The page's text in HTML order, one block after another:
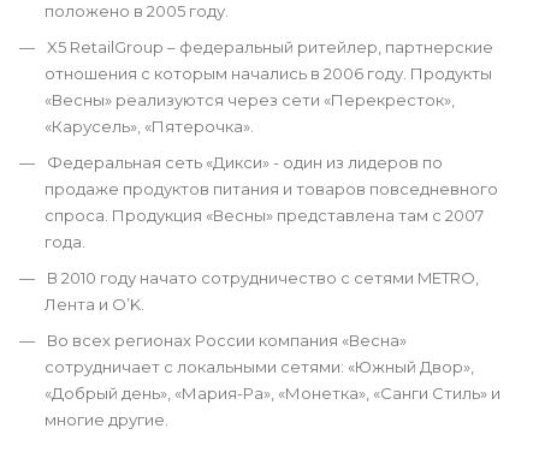
положено в 2005 году.
X5 RetailGroup – федеральный ритейлер, партнерские
отношения с которым начались в 2006 году. Продукты
«Весны» реализуются через сети «Перекресток»,
«Карусель», «Пятерочка».
Федеральная сеть «Дикси» - один из лидеров по
продаже продуктов питания и товаров повседневного
спроса. Продукция «Весны» представлена там с 2007
года.
В 2010 году начато сотрудничество с сетями METRO,
Лента и О’K.
Во всех регионах России компания «Весна»
сотрудничает с локальными сетями: «Южный Двор»,
«Добрый день», «Мария-Ра», «Монетка», «Санги Стиль» и
многие другие.